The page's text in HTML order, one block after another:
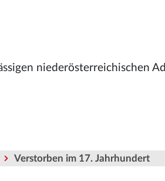
niederösterreichischen
Verstorben im 17. Jahrhundert